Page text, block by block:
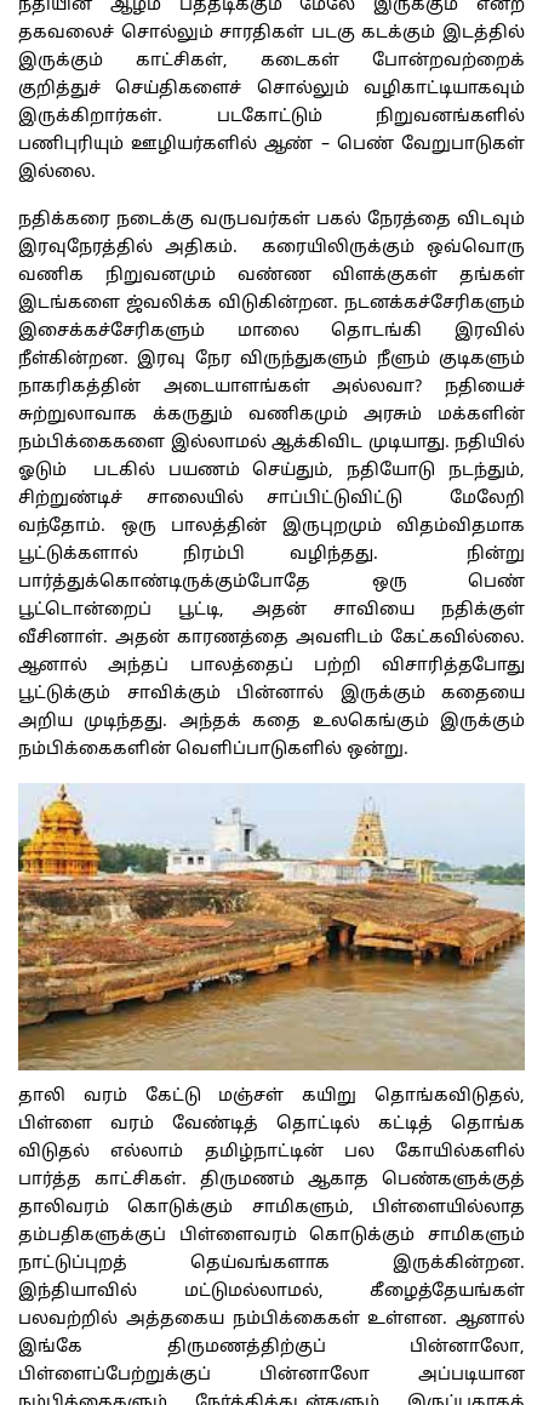
நதியின் ஆழம் பத்தடிக்கும் மேலே இருக்கும் என்ற
தகவலைச் சொல்லும் சாரதிகள் படகு கடக்கும் இடத்தில்
இருக்கும் காட்சிகள், கடைகள் போன்றவற்றைக்
குறித்துச் செய்திகளைச் சொல்லும் வழிகாட்டியாகவும்
இருக்கிறார்கள். படகோட்டும் நிறுவனங்களில்
பணிபுரியும் ஊழியர்களில் ஆண் – பெண் வேறுபாடுகள்
இல்லை.
நதிக்கரை நடைக்கு வருபவர்கள் பகல் நேரத்தை விடவும்
இரவுநேரத்தில் அதிகம். கரையிலிருக்கும் ஒவ்வொரு
வணிக நிறுவனமும் வண்ண விளக்குகள் தங்கள்
இடங்களை ஜ்வலிக்க விடுகின்றன. நடனக்கச்சேரிகளும்
இசைக்கச்சேரிகளும் மாலை தொடங்கி இரவில்
நீள்கின்றன. இரவு நேர விருந்துகளும் நீளும் குடிகளும்
நாகரிகத்தின் அடையாளங்கள் அல்லவா? நதியைச்
சுற்றுலாவாக க்கருதும் வணிகமும் அரசும் மக்களின்
நம்பிக்கைகளை இல்லாமல் ஆக்கிவிட முடியாது. நதியில்
ஓடும் படகில் பயணம் செய்தும், நதியோடு நடந்தும்,
சிற்றுண்டிச் சாலையில் சாப்பிட்டுவிட்டு மேலேறி
வந்தோம். ஒரு பாலத்தின் இருபுறமும் விதம்விதமாக
பூட்டுக்களால் நிரம்பி வழிந்தது. நின்று
பார்த்துக்கொண்டிருக்கும்போதே ஒரு பெண்
பூட்டொன்றைப் பூட்டி, அதன் சாவியை நதிக்குள்
வீசினாள். அதன் காரணத்தை அவளிடம் கேட்கவில்லை.
ஆனால் அந்தப் பாலத்தைப் பற்றி விசாரித்தபோது
பூட்டுக்கும் சாவிக்கும் பின்னால் இருக்கும் கதையை
அறிய முடிந்தது. அந்தக் கதை உலகெங்கும் இருக்கும்
நம்பிக்கைகளின் வெளிப்பாடுகளில் ஒன்று.
தாலி வரம் கேட்டு மஞ்சள் கயிறு தொங்கவிடுதல்,
பிள்ளை வரம் வேண்டித் தொட்டில் கட்டித் தொங்க
விடுதல் எல்லாம் தமிழ்நாட்டின் பல கோயில்களில்
பார்த்த காட்சிகள். திருமணம் ஆகாத பெண்களுக்குத்
தாலிவரம் கொடுக்கும் சாமிகளும், பிள்ளையில்லாத
தம்பதிகளுக்குப் பிள்ளைவரம் கொடுக்கும் சாமிகளும்
நாட்டுப்புறத் தெய்வங்களாக இருக்கின்றன.
இந்தியாவில் மட்டுமல்லாமல், கீழைத்தேயங்கள்
பலவற்றில் அத்தகைய நம்பிக்கைகள் உள்ளன. ஆனால்
இங்கே திருமணத்திற்குப் பின்னாலோ,
பிள்ளைப்பேற்றுக்குப் பின்னாலோ அப்படியான